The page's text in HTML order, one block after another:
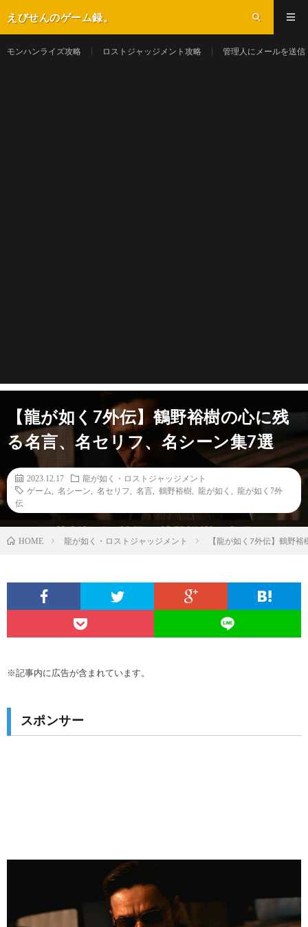
えびせんのゲーム録。
モンハンライズ攻略 ロストジャッジメント攻略 管理人にメールを送信
【龍が如く7外伝】鶴野裕樹の心に残
る名言、名セリフ、名シーン集7選
2023.12.17
龍が如く・ロストジャッジメント
ゲーム
名シーン 名セリフ 名言 鶴野裕樹 龍が如く
龍が如く7外
伝
HOME 龍が如く・ロストジャッジメント 【龍が如く7外伝】鶴野
※記事内に広告が含まれています。
スポンサー